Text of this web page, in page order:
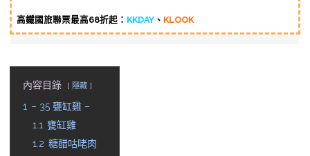
高鐵國旅聯票最高68折起： KKDAY 、 KLOOK
內容目錄 隱藏
1 – 35 甕缸雞 –
1.1 甕缸雞
1.2 糖醋咕咾肉